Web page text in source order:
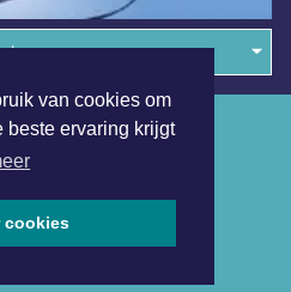
van cookies om
beste ervaring krijgt
cookies